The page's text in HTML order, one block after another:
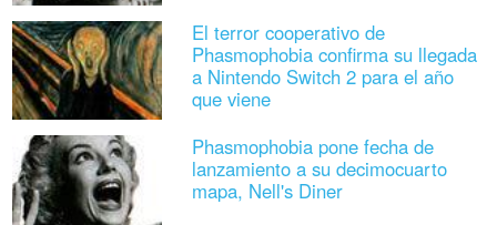
El terror cooperativo de
Phasmophobia confirma su llegada
a Nintendo Switch 2 para el año
que viene
Phasmophobia pone fecha de
lanzamiento a su decimocuarto
mapa, Nell's Diner